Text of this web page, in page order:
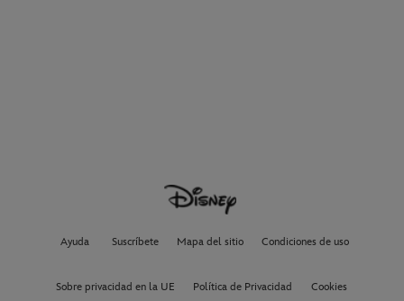
Ayuda Suscríbete Mapa del sitio Condiciones de uso
Sobre privacidad en la UE Política de Privacidad Cookies